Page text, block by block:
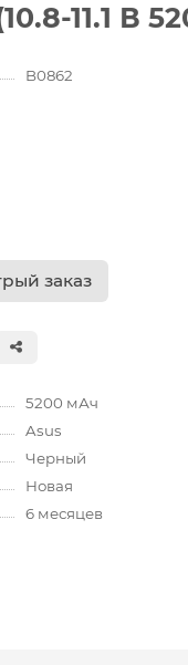
11.1 В
B0862
заказ
5200 мАч
Asus
Черный
Новая
6 месяцев